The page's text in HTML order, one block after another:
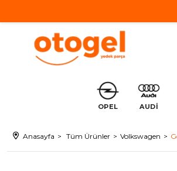
OPEL AUDİ
Anasayfa Tüm Ürünler Volkswagen